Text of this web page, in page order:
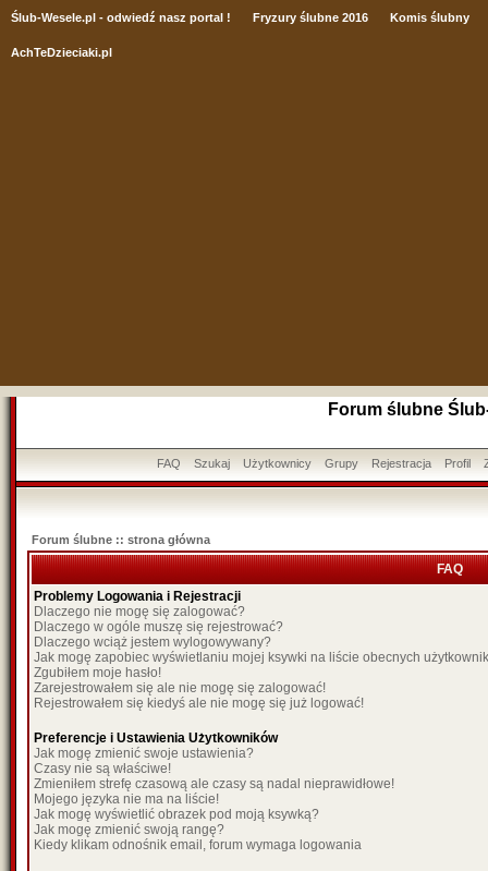
Ślub-Wesele.pl - odwiedź nasz portal ! Fryzury ślubne 2016 Komis ślubny
AchTeDzieciaki.pl
Forum ślubne
FAQ Szukaj Użytkownicy Grupy Rejestracja Profil
Forum ślubne :: strona główna
FAQ
Problemy Logowania i Rejestracji
Dlaczego nie mogę się zalogować?
Dlaczego w ogóle muszę się rejestrować?
Dlaczego wciąż jestem wylogowywany?
Jak mogę zapobiec wyświetlaniu mojej ksywki na liście obecnych
Zgubiłem moje hasło!
Zarejestrowałem się ale nie mogę się zalogować!
Rejestrowałem się kiedyś ale nie mogę się już logować!
Preferencje i Ustawienia Użytkowników
Jak mogę zmienić swoje ustawienia?
Czasy nie są właściwe!
Zmieniłem strefę czasową ale czasy są nadal nieprawidłowe!
Mojego języka nie ma na liście!
Jak mogę wyświetlić obrazek pod moją ksywką?
Jak mogę zmienić swoją rangę?
Kiedy klikam odnośnik email, forum wymaga logowania